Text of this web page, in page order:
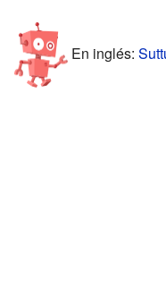
En inglés: